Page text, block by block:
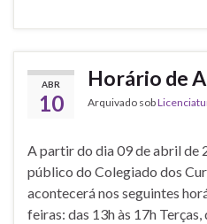
ABR
10
Horário de
Arquivado sob
A partir do dia 09 de abril de
público do Colegiado dos
acontecerá nos seguintes
feiras: das 13h às 17h